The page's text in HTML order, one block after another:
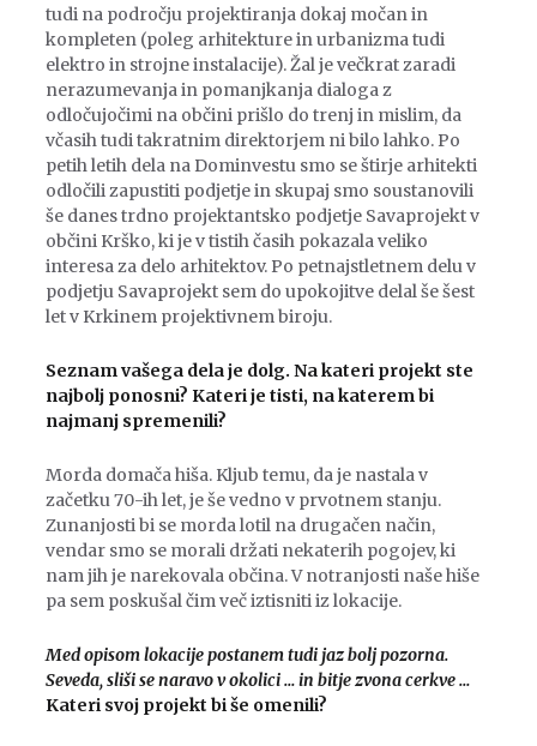
tudi na področju projektiranja dokaj močan in
kompleten (poleg arhitekture in urbanizma tudi
elektro in strojne instalacije). Žal je večkrat zaradi
nerazumevanja in pomanjkanja dialoga z
odločujočimi na občini prišlo do trenj in mislim, da
včasih tudi takratnim direktorjem ni bilo lahko. Po
petih letih dela na Dominvestu smo se štirje arhitekti
odločili zapustiti podjetje in skupaj smo soustanovili
še danes trdno projektantsko podjetje Savaprojekt v
občini Krško, ki je v tistih časih pokazala veliko
interesa za delo arhitektov. Po petnajstletnem delu v
podjetju Savaprojekt sem do upokojitve delal še šest
let v Krkinem projektivnem biroju.
Seznam vašega dela je dolg. Na kateri projekt ste
najbolj ponosni? Kateri je tisti, na katerem bi
najmanj spremenili?
Morda domača hiša. Kljub temu, da je nastala v
začetku 70-ih let, je še vedno v prvotnem stanju.
Zunanjosti bi se morda lotil na drugačen način,
vendar smo se morali držati nekaterih pogojev, ki
nam jih je narekovala občina. V notranjosti naše hiše
pa sem poskušal čim več iztisniti iz lokacije.
Med opisom lokacije postanem tudi jaz bolj pozorna.
Seveda, sliši se naravo v okolici … in bitje zvona cerkve …
Kateri svoj projekt bi še omenili?